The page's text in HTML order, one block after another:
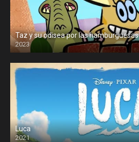
Taz y su odisea por las hamburguesas
2023
Luca
2021